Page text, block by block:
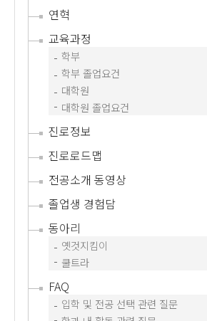
연혁
교육과정
학부
학부 졸업요건
대학원
대학원 졸업요건
진로정보
진로로드맵
전공소개 동영상
졸업생 경험담
동아리
옛것지킴이
쿨트라
FAQ
입학 및 전공 선택 관련 질문